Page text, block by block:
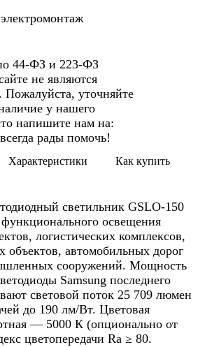
44-ФЗ и 223-ФЗ
не являются
уточняйте
у нашего
напишите нам на:
рады помочь!
Характеристики Как купить
светильник GSLO-150
освещения
логистических комплексов,
объектов, автомобильных дорог
сооружений. Мощность
Samsung последнего
световой поток 25 709 люмен
до 190 лм/Вт. Цветовая
— 5000 К (опционально от
цветопередачи Ra ≥ 80.​